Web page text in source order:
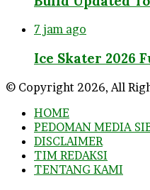
7 jam ago
Ice Skater 2026
© Copyright 2026, All
HOME
PEDOMAN MEDIA
DISCLAIMER
TIM REDAKSI
TENTANG KAMI